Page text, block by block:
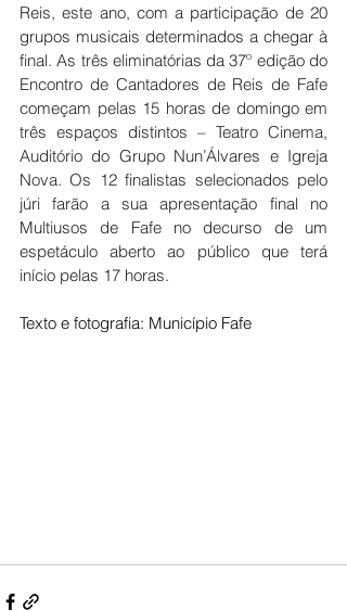
Reis, este ano, com a participação de 20
grupos musicais determinados a chegar à
final. As três eliminatórias da 37º edição do
Encontro de Cantadores de Reis de Fafe
começam pelas 15 horas de domingo em
três espaços distintos – Teatro Cinema,
Auditório do Grupo Nun’Álvares e Igreja
Nova. Os 12 finalistas selecionados pelo
júri farão a sua apresentação final no
Multiusos de Fafe no decurso de um
espetáculo aberto ao público que terá
início pelas 17 horas.
Texto e fotografia: Município Fafe